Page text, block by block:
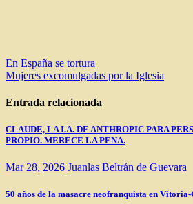
Navegación
de
entradas
En España se tortura
Mujeres excomulgadas por la Iglesia
Entrada relacionada
CLAUDE, LA I.A. DE ANTHROPIC PARA
PROPIO. MERECE LA PENA.
Mar 28, 2026 Juanlas Beltrán de Guevara
50 años de la masacre neofranquista en Vitoria-